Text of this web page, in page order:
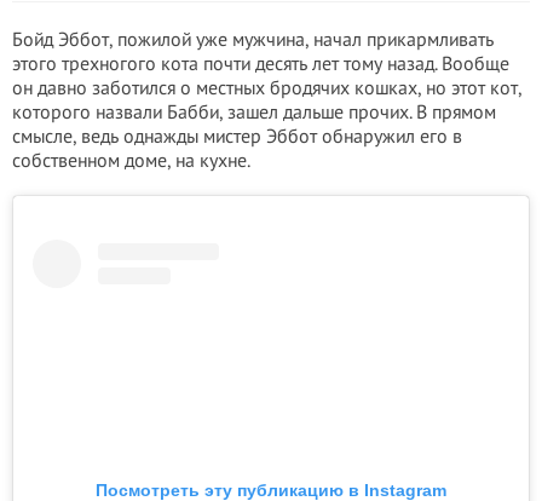
Бойд Эббот, пожилой уже мужчина, начал прикармливать
этого трехногого кота почти десять лет тому назад. Вообще
он давно заботился о местных бродячих кошках, но этот кот,
которого назвали Бабби, зашел дальше прочих. В прямом
смысле, ведь однажды мистер Эббот обнаружил его в
собственном доме, на кухне.
Посмотреть эту публикацию в Instagram